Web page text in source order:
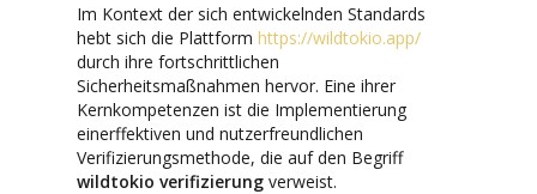
Im Kontext der sich entwickelnden Standards
hebt sich die Plattform https://wildtokio.app/
durch ihre fortschrittlichen
Sicherheitsmaßnahmen hervor. Eine ihrer
Kernkompetenzen ist die Implementierung
einerffektiven und nutzerfreundlichen
Verifizierungsmethode, die auf den Begriff
wildtokio verifizierung verweist.